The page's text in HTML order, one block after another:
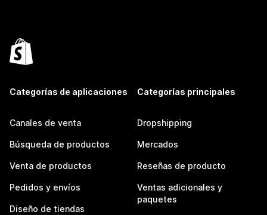
Categorías de aplicaciones
Canales de venta
Búsqueda de productos
Venta de productos
Pedidos y envíos
Diseño de tiendas
Categorías principales
Dropshipping
Mercados
Reseñas de producto
Ventas adicionales y
paquetes